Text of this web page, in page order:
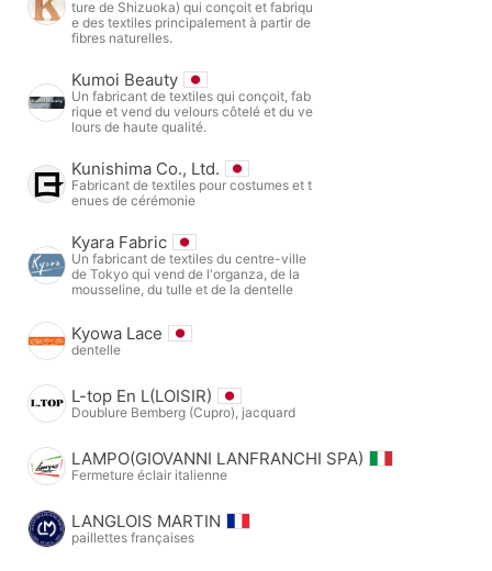
ture de Shizuoka) qui conçoit et fabriqu
e des textiles principalement à partir de
fibres naturelles.
Kumoi Beauty
Un fabricant de textiles qui conçoit, fab
rique et vend du velours côtelé et du ve
lours de haute qualité.
Kunishima Co., Ltd.
Fabricant de textiles pour costumes et t
enues de cérémonie
Kyara Fabric
Un fabricant de textiles du centre-ville
de Tokyo qui vend de l'organza, de la
mousseline, du tulle et de la dentelle
Kyowa Lace
dentelle
L-top En L(LOISIR)
Doublure Bemberg (Cupro), jacquard
LAMPO(GIOVANNI LANFRANCHI SPA)
Fermeture éclair italienne
LANGLOIS MARTIN
paillettes françaises